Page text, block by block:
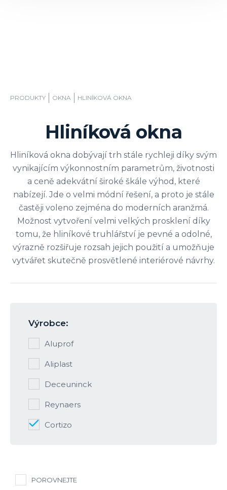
PRODUKTY OKNA HLINÍKOVÁ OKNA
Hliníková okna
Hliníková okna dobývají trh stále rychleji díky svým
vynikajícím výkonnostním parametrům, životnosti
a ceně adekvátní široké škále výhod, které
nabízejí. Jde o velmi módní řešení, a proto je stále
častěji voleno zejména do moderních aranžmá.
Možnost vytvoření velmi velkých prosklení díky
tomu, že hliníkové truhlářství je pevné a odolné,
výrazně rozšiřuje rozsah jejich použití a umožňuje
vytvářet skutečně prosvětlené interiérové ​​návrhy.
Výrobce:
Aluprof
Aliplast
Deceuninck
Reynaers
Cortizo
POROVNEJTE